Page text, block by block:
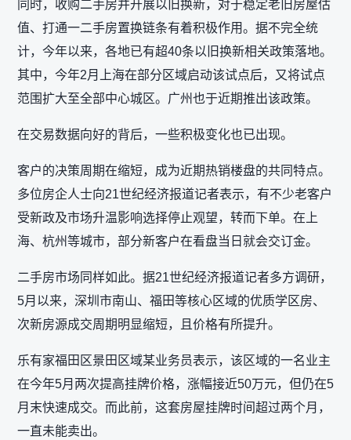
同时，收购二手房并开展以旧换新，对于稳定老旧房屋估
值、打通一二手房置换链条有着积极作用。据不完全统
计，今年以来，各地已有超40条以旧换新相关政策落地。
其中，今年2月上海在部分区域启动该试点后，又将试点
范围扩大至全部中心城区。广州也于近期推出该政策。
在交易数据向好的背后，一些积极变化也已出现。
客户的决策周期在缩短，成为近期热销楼盘的共同特点。
多位房企人士向21世纪经济报道记者表示，有不少老客户
受新政及市场升温影响选择停止观望，转而下单。在上
海、杭州等城市，部分新客户在看盘当日就会交订金。
二手房市场同样如此。据21世纪经济报道记者多方调研，
5月以来，深圳市南山、福田等核心区域的优质学区房、
次新房源成交周期明显缩短，且价格有所提升。
乐有家福田区景田区域某业务员表示，该区域的一名业主
在今年5月两次提高挂牌价格，涨幅接近50万元，但仍在5
月末快速成交。而此前，这套房屋挂牌时间超过两个月，
一直未能卖出。